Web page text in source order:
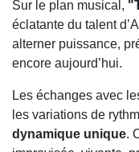
Sur le plan musical,
éclatante du talent
alterner puissance,
encore aujourd’hui.
Les échanges avec
les variations de
dynamique unique.